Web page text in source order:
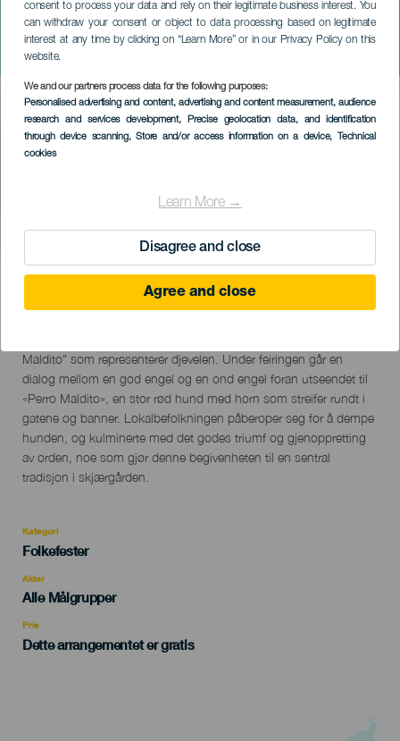
consent to process your data and rely on their legitimate business interest. You
can withdraw your consent or object to data processing based on legitimate
interest at any time by clicking on “Learn More” or in our Privacy Policy on this
website.
We and our partners process data for the following purposes:
Personalised advertising and content, advertising and content measurement, audience
research and services development, Precise geolocation data, and identification
through device scanning, Store and/or access information on a device, Technical
cookies
Learn More →
Disagree and close
Agree and close
Suelta del Perro Maldito
GRAN CANARIA
Imagen
Listado
Localidad
Valsequillo
"Suelta del Perro Maldito" i Valsequillo er en unik festlighet.
Maldito" som representerer djevelen. Under feiringen går en
dialog mellom en god engel og en ond engel foran utseendet til
«Perro Maldito», en stor rød hund med horn som streifer rundt i
gatene og banner. Lokalbefolkningen påberoper seg for å dempe
hunden, og kulminerte med det godes triumf og gjenoppretting
av orden, noe som gjør denne begivenheten til en sentral
tradisjon i skjærgården.
Kategori
Categoría
evento
Folkefester
Alder
Edad
Recomendada
Alle Målgrupper
Pris
Dette arrangementet er gratis